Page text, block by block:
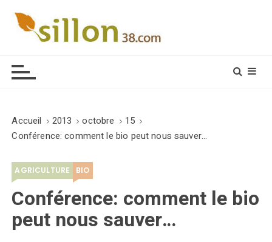
Accueil 2013 octobre
15
Conférence: comment le bio peut nous sauver…
AGRICULTURE BIO
Conférence: comment le bio
peut nous sauver…